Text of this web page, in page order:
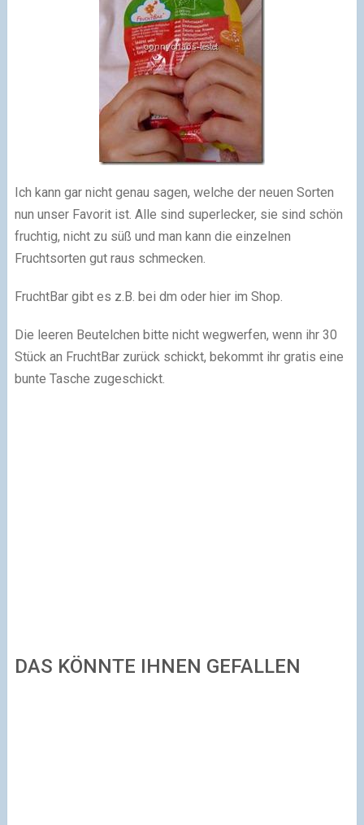
Ich kann gar nicht genau sagen, welche der neuen Sorten
nun unser Favorit ist. Alle sind superlecker, sie sind schön
fruchtig, nicht zu süß und man kann die einzelnen
Fruchtsorten gut raus schmecken.
FruchtBar gibt es z.B. bei dm oder hier im Shop.
Die leeren Beutelchen bitte nicht wegwerfen, wenn ihr 30
Stück an FruchtBar zurück schickt, bekommt ihr gratis eine
bunte Tasche zugeschickt.
DAS KÖNNTE IHNEN GEFALLEN